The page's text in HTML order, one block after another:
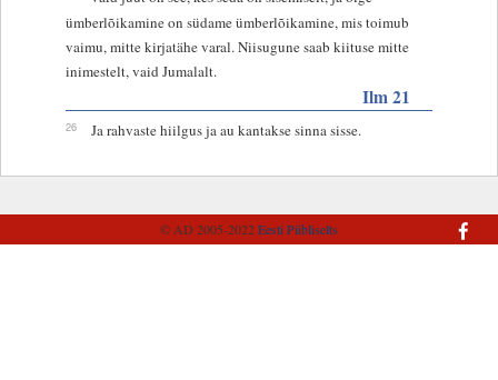
ümberlõikamine on südame ümberlõikamine, mis toimub
vaimu, mitte kirjatähe varal. Niisugune saab kiituse mitte
inimestelt, vaid Jumalalt.
Ilm 21
26 Ja rahvaste hiilgus ja au kantakse sinna sisse.
© AD 2005-2022Eesti Piibliselts